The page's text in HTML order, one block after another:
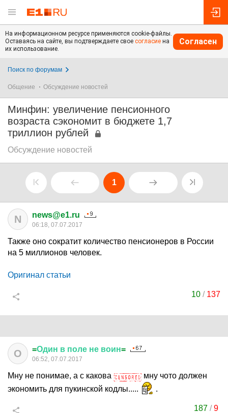
На информационном ресурсе применяются cookie-файлы.
Оставаясь на сайте, вы подтверждаете свое согласие на
их использование.
Согласен
Поиск по форумам
Общение Обсуждение новостей
Минфин: увеличение пенсионного
возраста сэкономит в бюджете 1,7
триллион рублей
Обсуждение новостей
1
N news@e1.ru
06:18, 07.07.2017
Также оно сократит количество пенсионеров в России
на 5 миллионов человек.
Оригинал статьи
10 / 137
О =Один в поле не воин=
06:52, 07.07.2017
Мну не понимае, а с какова
мну чото должен
экономить для пукинской кодлы.....
.
187/9